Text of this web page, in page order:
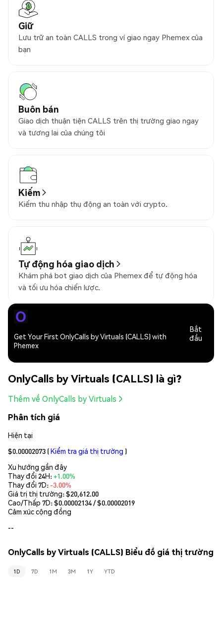
Giữ
Lưu trữ an toàn CALLS trong ví giao ngay Phemex của
bạn
Buôn bán
Giao dịch thuận tiện CALLS trên thị trường giao ngay
và tương lai của chúng tôi
Kiếm
Kiếm thu nhập thụ động an toàn với crypto.
Tự động hóa giao dịch
Khám phá bot giao dịch của Phemex để tự động hóa
và tối ưu hóa chiến lược.
Get Your First OnlyCalls by Virtuals (CALLS) with
Phemex
Bắt
đầu
OnlyCalls by Virtuals (CALLS) là gì?
Thêm về OnlyCalls by Virtuals
Phân tích giá
Hiện tại
$0.00002073 (Kiểm tra giá thị trường )
Xu hướng gần đây
Thay đổi 24H:+1.00%
Thay đổi 7D: -3.00%
Giá trị thị trường:$20,612.00
Cao/Thấp 7D: $0.00002134/ $0.00002019
Cảm xúc cộng đồng
--
OnlyCalls by Virtuals (CALLS) Biểu đồ giá thị trường
1D 7D 1M 3M 1Y YTD